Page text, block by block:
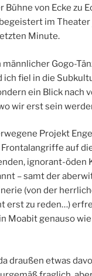
Bühne von Ecke zu
begeistert im Theater
Minute.
männlicher Gogo-
fiel in die
ein Blick nach
wir erst sein
Projekt
auf
ignorant-öden
– samt der
(von der
erst zu reden…)
Moabit genauso
draußen etwas